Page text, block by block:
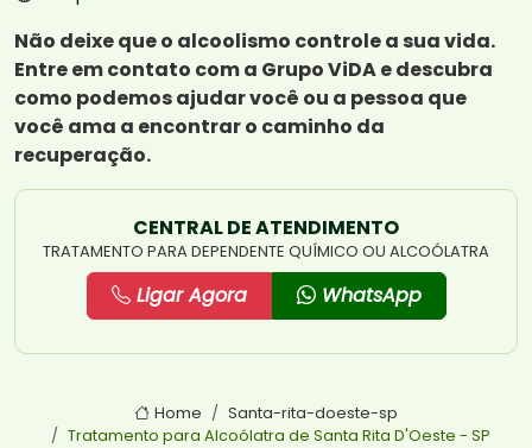
Não deixe que o alcoolismo controle a sua vida.
Entre em contato com a Grupo ViDA e descubra
como podemos ajudar você ou a pessoa que
você ama a encontrar o caminho da
recuperação.
CENTRAL DE ATENDIMENTO
TRATAMENTO PARA DEPENDENTE QUÍMICO OU ALCOÓLATRA
Ligar Agora WhatsApp
Home
Santa-rita-doeste-sp
Tratamento para Alcoólatra de Santa Rita D'Oeste - SP